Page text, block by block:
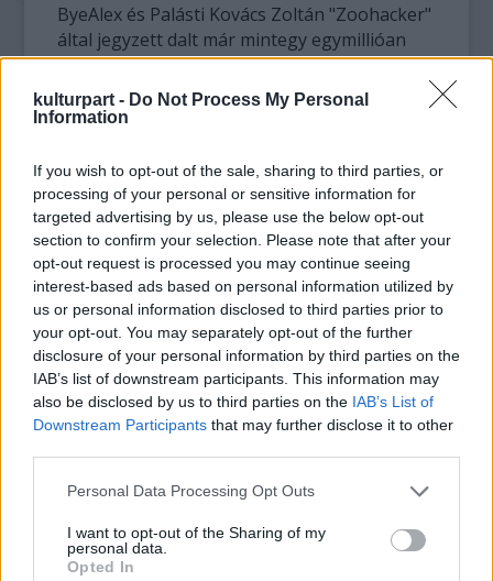
kulturpart - Do Not Process My Personal
Information
If you wish to opt-out of the sale, sharing to third parties, or
processing of your personal or sensitive information for
targeted advertising by us, please use the below opt-out
section to confirm your selection. Please note that after your
opt-out request is processed you may continue seeing
interest-based ads based on personal information utilized by
us or personal information disclosed to third parties prior to
your opt-out. You may separately opt-out of the further
disclosure of your personal information by third parties on the
IAB’s list of downstream participants. This information may
also be disclosed by us to third parties on the IAB’s List of
Downstream Participants that may further disclose it to other
Please note that this website/app uses one or more Google
not limited to your visit or usage behaviour. You may click to
grant or deny consent to Google and its third-party tags to
Personal Data Processing Opt Outs
I want to opt-out of the Sharing of my
personal data.
Opted In
ByeAlex és Palásti Kovács Zoltán "Zoohacker"
által jegyzett dalt már mintegy egymillióan
látták a YouTube videomegosztón. A zenész
korábban azt mondta, dala végén a refrént
svédül akarja énekelni Malmőben, ami nem
Kővágó Dániel Svédországban tanult.
Az Eurovíziós Dalfesztivál május 14. és 18.
között lesz a svédországi városban. Idén 39
ország vesz részt az Európai
Műsorszolgáltatók Szövetsége (EBU) által
szervezett versenyen, a Kedvesem a második
elődöntőben, május 16-án hangzik el 12-es
sorszámmal. A dalfesztivált ezúttal azért
rendezik Svédországban, mert tavaly
Bakuban egy svéd énekesnő, Loreen nyert
A versenyt először 1956-ban rendezték meg,
érte el, aki Jeney Szilveszter szerzeményével,
aKinek mondjam el vétkeimet?